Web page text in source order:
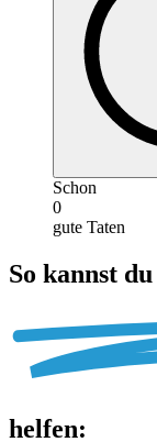
Schon
0
gute Taten
So kannst du
helfen: